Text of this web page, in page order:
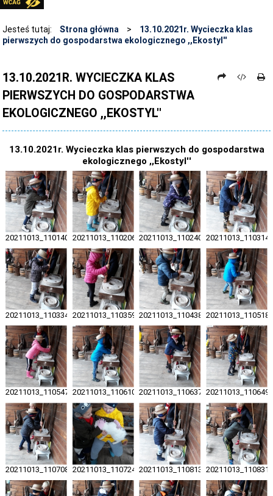
PLIKI DO POBRANIA
LINKI
ARCHIWUM STRONY
STOSOWANIE TECHNOLOGII TIK - TABLICA INTERAKTYWNA
DANE OSOBOWE
Jesteś tutaj: Strona główna >
13.10.2021r. Wycieczka klas
pierwszych do gospodarstwa ekologicznego ,,Ekostyl''
13.10.2021R. WYCIECZKA KLAS
PIERWSZYCH DO GOSPODARSTWA
EKOLOGICZNEGO ,,EKOSTYL''
13.10.2021r. Wycieczka klas pierwszych do gospodarstwa
ekologicznego ,,Ekostyl''
20211013_110140 20211013_110206 20211013_110240 20211013_110314
20211013_110334 20211013_110359 20211013_110438 20211013_110518
20211013_110547 20211013_110610 20211013_110637 20211013_110649
20211013_110708 20211013_110724 20211013_110813 20211013_110831